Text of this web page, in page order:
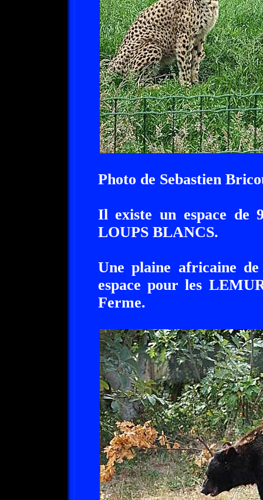
Photo de Sebastien
Il existe un espace de
LOUPS BLANCS.
Une plaine africaine
espace pour les
Ferme.